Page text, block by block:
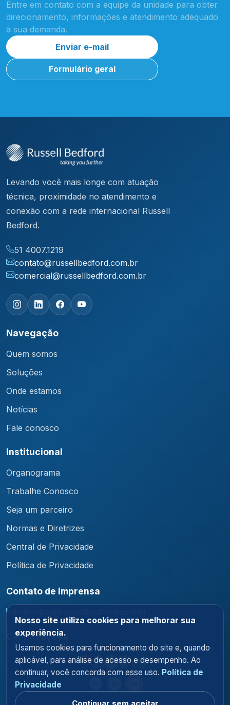
Entre em contato com a equipe da unidade para obter
direcionamento, informações e atendimento adequado
à sua demanda.
Enviar e-mail
Formulário geral
Levando você mais longe com atuação
técnica, proximidade no atendimento e
conexão com a rede internacional Russell
Bedford.
51 4007.1219
contato@russellbedford.com.br
comercial@russellbedford.com.br
Navegação
Quem somos
Soluções
Onde estamos
Notícias
Fale conosco
Institucional
Organograma
Trabalhe Conosco
Seja um parceiro
Normas e Diretrizes
Central de Privacidade
Política de Privacidade
Contato de imprensa
Certificações
Nosso site utiliza cookies para melhorar sua
experiência.
Usamos cookies para funcionamento do site e, quando
aplicável, para análise de acesso e desempenho. Ao
continuar, você concorda com esse uso. Política de
Privacidade